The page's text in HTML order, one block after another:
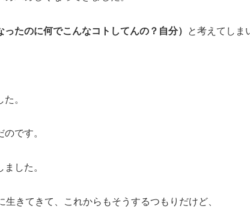
ったのに何でこんなコトしてんの？自分） と考えてしま
。
です。
した。
生きてきて、これからもそうするつもりだけど、